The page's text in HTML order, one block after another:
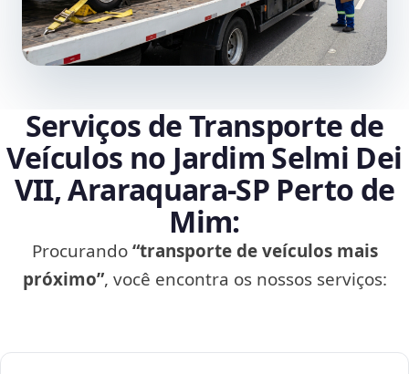
Serviços de Transporte de
Veículos no Jardim Selmi Dei
VII, Araraquara‑SP Perto de
Mim:
Procurando“transporte de veículos mais
próximo”, você encontra os nossos serviços: